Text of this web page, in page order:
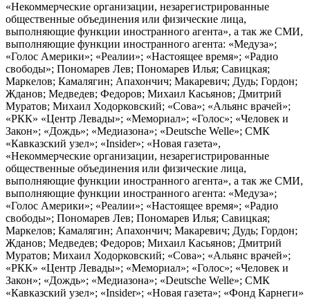
«Некоммерческие организации, незарегистрированные
общественные объединения или физические лица,
выполняющие функции иностранного агента», а так же СМИ,
выполняющие функции иностранного агента: «Медуза»;
«Голос Америки»; «Реалии»; «Настоящее время»; «Радио
свободы»; Пономарев Лев; Пономарев Илья; Савицкая;
Маркелов; Камалягин; Апахончич; Макаревич; Дудь; Гордон;
Жданов; Медведев; Федоров; Михаил Касьянов; Дмитрий
Муратов; Михаил Ходорковский; «Сова»; «Альянс врачей»;
«РКК» «Центр Левады»; «Мемориал»; «Голос»; «Человек и
Закон»; «Дождь»; «Медиазона»; «Deutsche Welle»; СМК
«Кавказский узел»; «Insider»; «Новая газета»,
«Некоммерческие организации, незарегистрированные
общественные объединения или физические лица,
выполняющие функции иностранного агента», а так же СМИ,
выполняющие функции иностранного агента: «Медуза»;
«Голос Америки»; «Реалии»; «Настоящее время»; «Радио
свободы»; Пономарев Лев; Пономарев Илья; Савицкая;
Маркелов; Камалягин; Апахончич; Макаревич; Дудь; Гордон;
Жданов; Медведев; Федоров; Михаил Касьянов; Дмитрий
Муратов; Михаил Ходорковский; «Сова»; «Альянс врачей»;
«РКК» «Центр Левады»; «Мемориал»; «Голос»; «Человек и
Закон»; «Дождь»; «Медиазона»; «Deutsche Welle»; СМК
«Кавказский узел»; «Insider»; «Новая газета»; «Фонд Карнеги»